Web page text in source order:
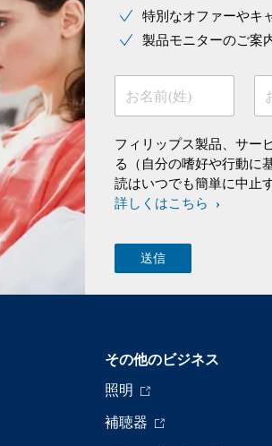
特別なオファーやキ
製品モニターのご案
お名前(姓)
フィリップス製品、サー
る（自分の嗜好や行動に
読はいつでも簡単に中止
詳しくはこちら
その他のビジネス
照明
補聴器